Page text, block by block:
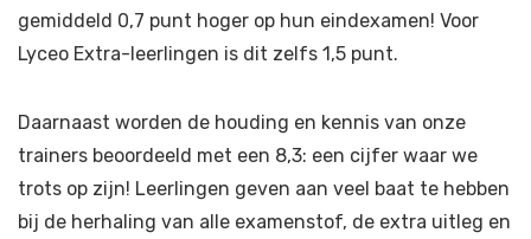
gemiddeld 0,7 punt hoger op hun eindexamen! Voor
Lyceo Extra-leerlingen is dit zelfs 1,5 punt.
Daarnaast worden de houding en kennis van onze
trainers beoordeeld met een 8,3: een cijfer waar we
trots op zijn! Leerlingen geven aan veel baat te hebben
bij de herhaling van alle examenstof, de extra uitleg en